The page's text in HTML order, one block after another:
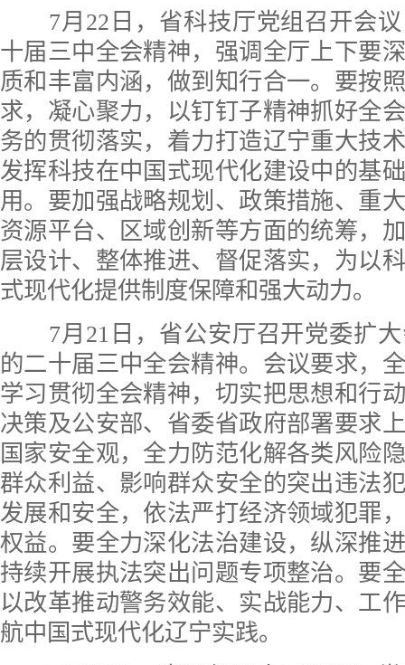
7月22日，省科技厅党组召开会议
十届三中全会精神，强调全厅上下要
质和丰富内涵，做到知行合一。要按
求，凝心聚力，以钉钉子精神抓好全
务的贯彻落实，着力打造辽宁重大技
发挥科技在中国式现代化建设中的基
用。要加强战略规划、政策措施、重
资源平台、区域创新等方面的统筹，
层设计、整体推进、督促落实，为以
式现代化提供制度保障和强大动力。
7月21日，省公安厅召开党委扩大
的二十届三中全会精神。会议要求，
学习贯彻全会精神，切实把思想和行
决策及公安部、省委省政府部署要求
国家安全观，全力防范化解各类风险
群众利益、影响群众安全的突出违法
发展和安全，依法严打经济领域犯罪
权益。要全力深化法治建设，纵深推
持续开展执法突出问题专项整治。要
以改革推动警务效能、实战能力、工
航中国式现代化辽宁实践。